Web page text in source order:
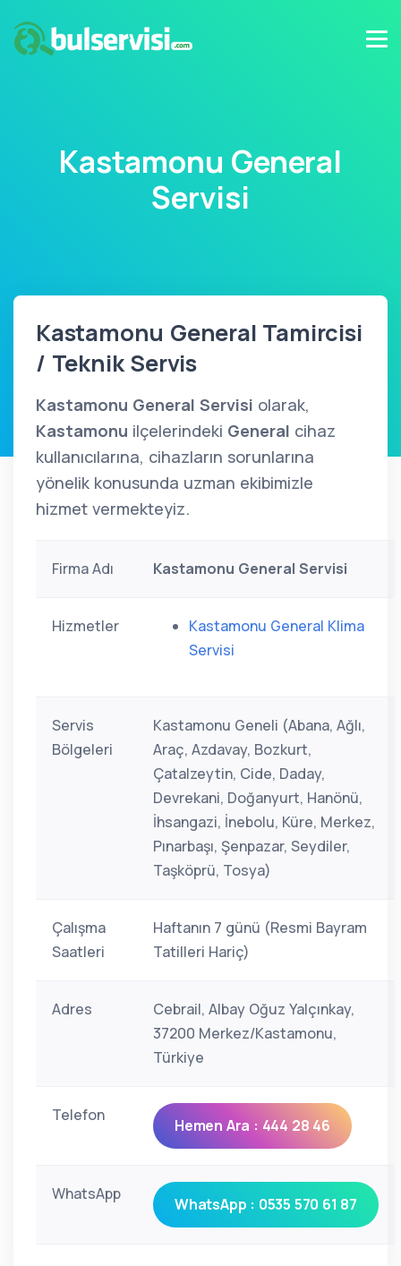
Kastamonu General
Servisi
Kastamonu General Tamircisi
/ Teknik Servis
Kastamonu General Servisi olarak,
Kastamonu ilçelerindeki General cihaz
kullanıcılarına, cihazların sorunlarına
yönelik konusunda uzman ekibimizle
hizmet vermekteyiz.
Firma Adı Kastamonu General Servisi
Hizmetler
Kastamonu General Klima
Servisi
Servis
Bölgeleri
Kastamonu Geneli (Abana, Ağlı,
Araç, Azdavay, Bozkurt,
Çatalzeytin, Cide, Daday,
Devrekani, Doğanyurt, Hanönü,
İhsangazi, İnebolu, Küre, Merkez,
Pınarbaşı, Şenpazar, Seydiler,
Taşköprü, Tosya)
Çalışma
Saatleri
Haftanın 7 günü (Resmi Bayram
Tatilleri Hariç)
Adres
Cebrail, Albay Oğuz Yalçınkay,
37200 Merkez/Kastamonu,
Türkiye
Telefon
Hemen Ara : 444 28 46
WhatsApp
WhatsApp : 0535 570 61 87